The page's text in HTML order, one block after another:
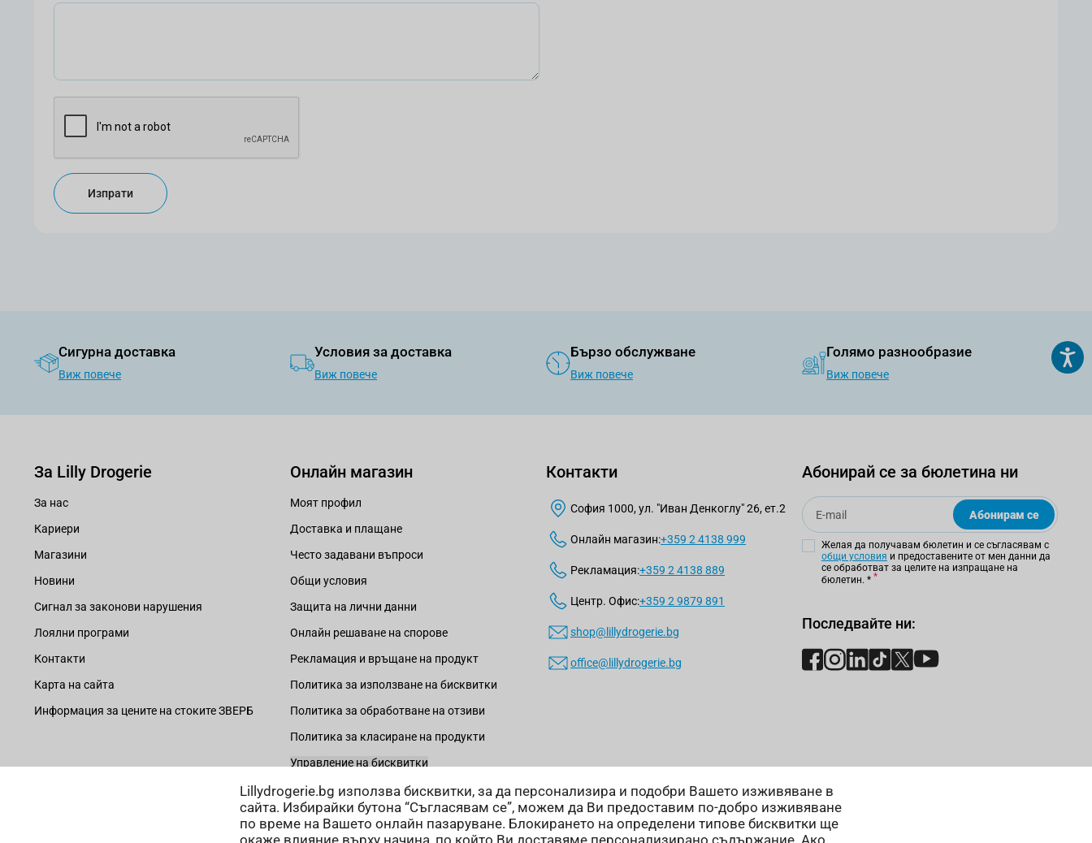
Lillydrogerie.bg използва бисквитки, за да персонализира и подобри Вашето изживяване в
сайта. Избирайки бутона “Съгласявам се”, можем да Ви предоставим по-добро изживяване
по време на Вашето онлайн пазаруване. Блокирането на определени типове бисквитки ще
окаже влияние върху начина, по който Ви доставяме персонализирано съдържание. Ако
Изпрати
Сигурна доставка
Виж повече
Условия за доставка
Виж повече
Бързо обслужване
Виж повече
Голямо разнообразие
Виж повече
За Lilly Drogerie
За нас
Кариери
Магазини
Новини
Сигнал за законови нарушения
Лоялни програми
Контакти
Карта на сайта
Информация за цените на стоките ЗВЕРБ
Онлайн магазин
Моят профил
Доставка и плащане
Често задавани въпроси
Общи условия
Защита на лични данни
Онлайн решаване на спорове
Рекламация и връщане на продукт
Политика за използване на бисквитки
Политика за обработване на отзиви
Политика за класиране на продукти
Управление на бисквитки
Контакти
София 1000, ул. "Иван Денкоглу" 26, ет.2
Онлайн магазин:+359 2 4138 999
Рекламация:+359 2 4138 889
Центр. Офис:+359 2 9879 891
shop@lillydrogerie.bg
office@lillydrogerie.bg
Абонирай се за бюлетина ни
Email
Абонирам се
Желая да получавам бюлетин и се съгласявам с
общи условия и предоставените от мен данни да
се обработват за целите на изпращане на
бюлетин. *
Последвайте ни: